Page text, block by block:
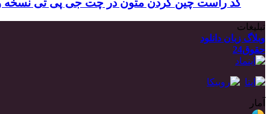
کد راست چین کردن متون در چت جی پی تی نسخه
تبلیغات
وبلاگ زبان دانلود
حقوق24
آمار